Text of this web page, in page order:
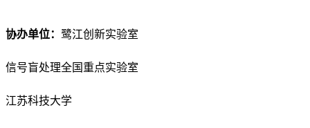
协办单位： 鹭江创新实验室
信号盲处理全国重点实验室
江苏科技大学